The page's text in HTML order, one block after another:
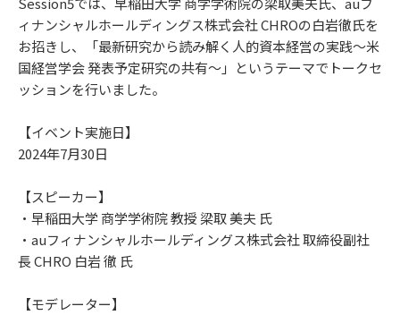
ィナンシャルホールディングス株式会社 CHROの白岩徹氏を
お招きし、「最新研究から読み解く人的資本経営の実践～米
国経営学会 発表予定研究の共有～」というテーマでトークセ
ッションを行いました。
【イベント実施日】
2024年7月30日
【スピーカー】
・早稲田大学 商学学術院 教授 梁取 美夫 氏
・auフィナンシャルホールディングス株式会社 取締役副社
長 CHRO 白岩 徹 氏
【モデレーター】